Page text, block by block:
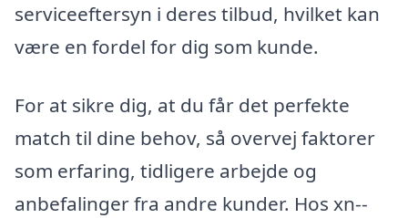
serviceeftersyn i deres tilbud, hvilket kan
være en fordel for dig som kunde.
For at sikre dig, at du får det perfekte
match til dine behov, så overvej faktorer
som erfaring, tidligere arbejde og
anbefalinger fra andre kunder. Hos xn--